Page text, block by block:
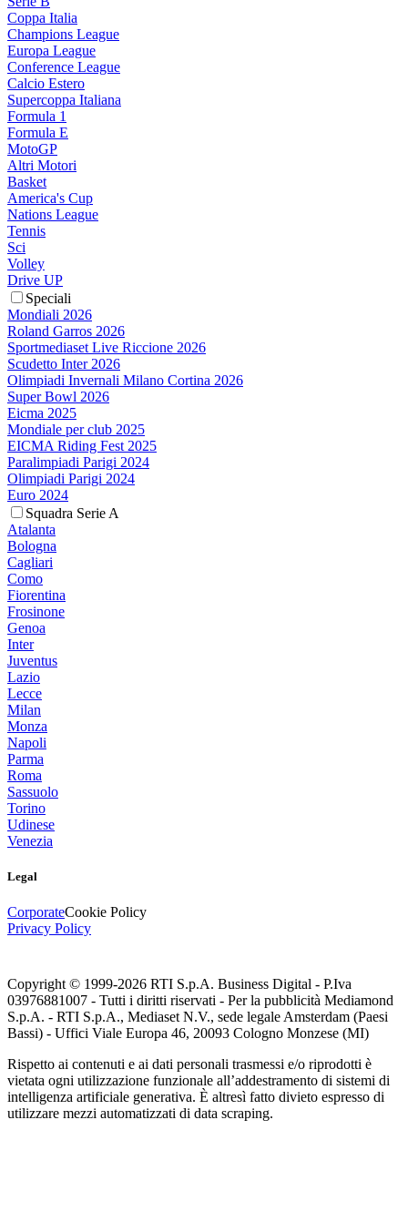
Coppa Italia
Champions League
Europa League
Conference League
Calcio Estero
Supercoppa Italiana
Formula 1
Formula E
MotoGP
Altri Motori
Basket
America's Cup
Nations League
Tennis
Sci
Volley
Drive UP
Speciali
Mondiali 2026
Roland Garros 2026
Sportmediaset Live Riccione 2026
Scudetto Inter 2026
Olimpiadi Invernali Milano Cortina 2026
Super Bowl 2026
Eicma 2025
Mondiale per club 2025
EICMA Riding Fest 2025
Paralimpiadi Parigi 2024
Olimpiadi Parigi 2024
Euro 2024
Squadra Serie A
Atalanta
Bologna
Cagliari
Como
Fiorentina
Frosinone
Genoa
Inter
Juventus
Lazio
Lecce
Milan
Monza
Napoli
Parma
Roma
Sassuolo
Torino
Udinese
Venezia
Legal
CorporateCookie Policy
Privacy Policy
Copyright © 1999-2026 RTI S.p.A. Business Digital - P.Iva
03976881007 - Tutti i diritti riservati - Per la pubblicità Mediamond
S.p.A. - RTI S.p.A., Mediaset N.V., sede legale Amsterdam (Paesi
Bassi) - Uffici Viale Europa 46, 20093 Cologno Monzese (MI)
Rispetto ai contenuti e ai dati personali trasmessi e/o riprodotti è
vietata ogni utilizzazione funzionale all’addestramento di sistemi di
intelligenza artificiale generativa. È altresì fatto divieto espresso di
utilizzare mezzi automatizzati di data scraping.